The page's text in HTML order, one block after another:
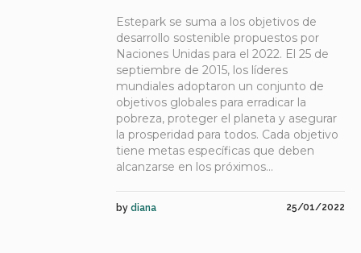
Estepark se suma a los objetivos de
desarrollo sostenible propuestos por
Naciones Unidas para el 2022. El 25 de
septiembre de 2015, los líderes
mundiales adoptaron un conjunto de
objetivos globales para erradicar la
pobreza, proteger el planeta y asegurar
la prosperidad para todos. Cada objetivo
tiene metas específicas que deben
alcanzarse en los próximos...
25/01/2022
by diana